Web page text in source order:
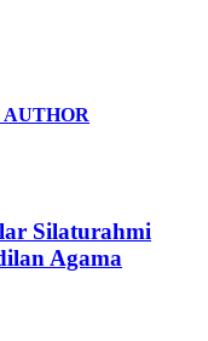
Silaturahmi
Agama